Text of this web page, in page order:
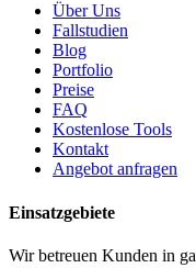
Über Uns
Fallstudien
Blog
Portfolio
Preise
FAQ
Kostenlose Tools
Kontakt
Angebot anfragen
Einsatzgebiete
Wir betreuen Kunden in